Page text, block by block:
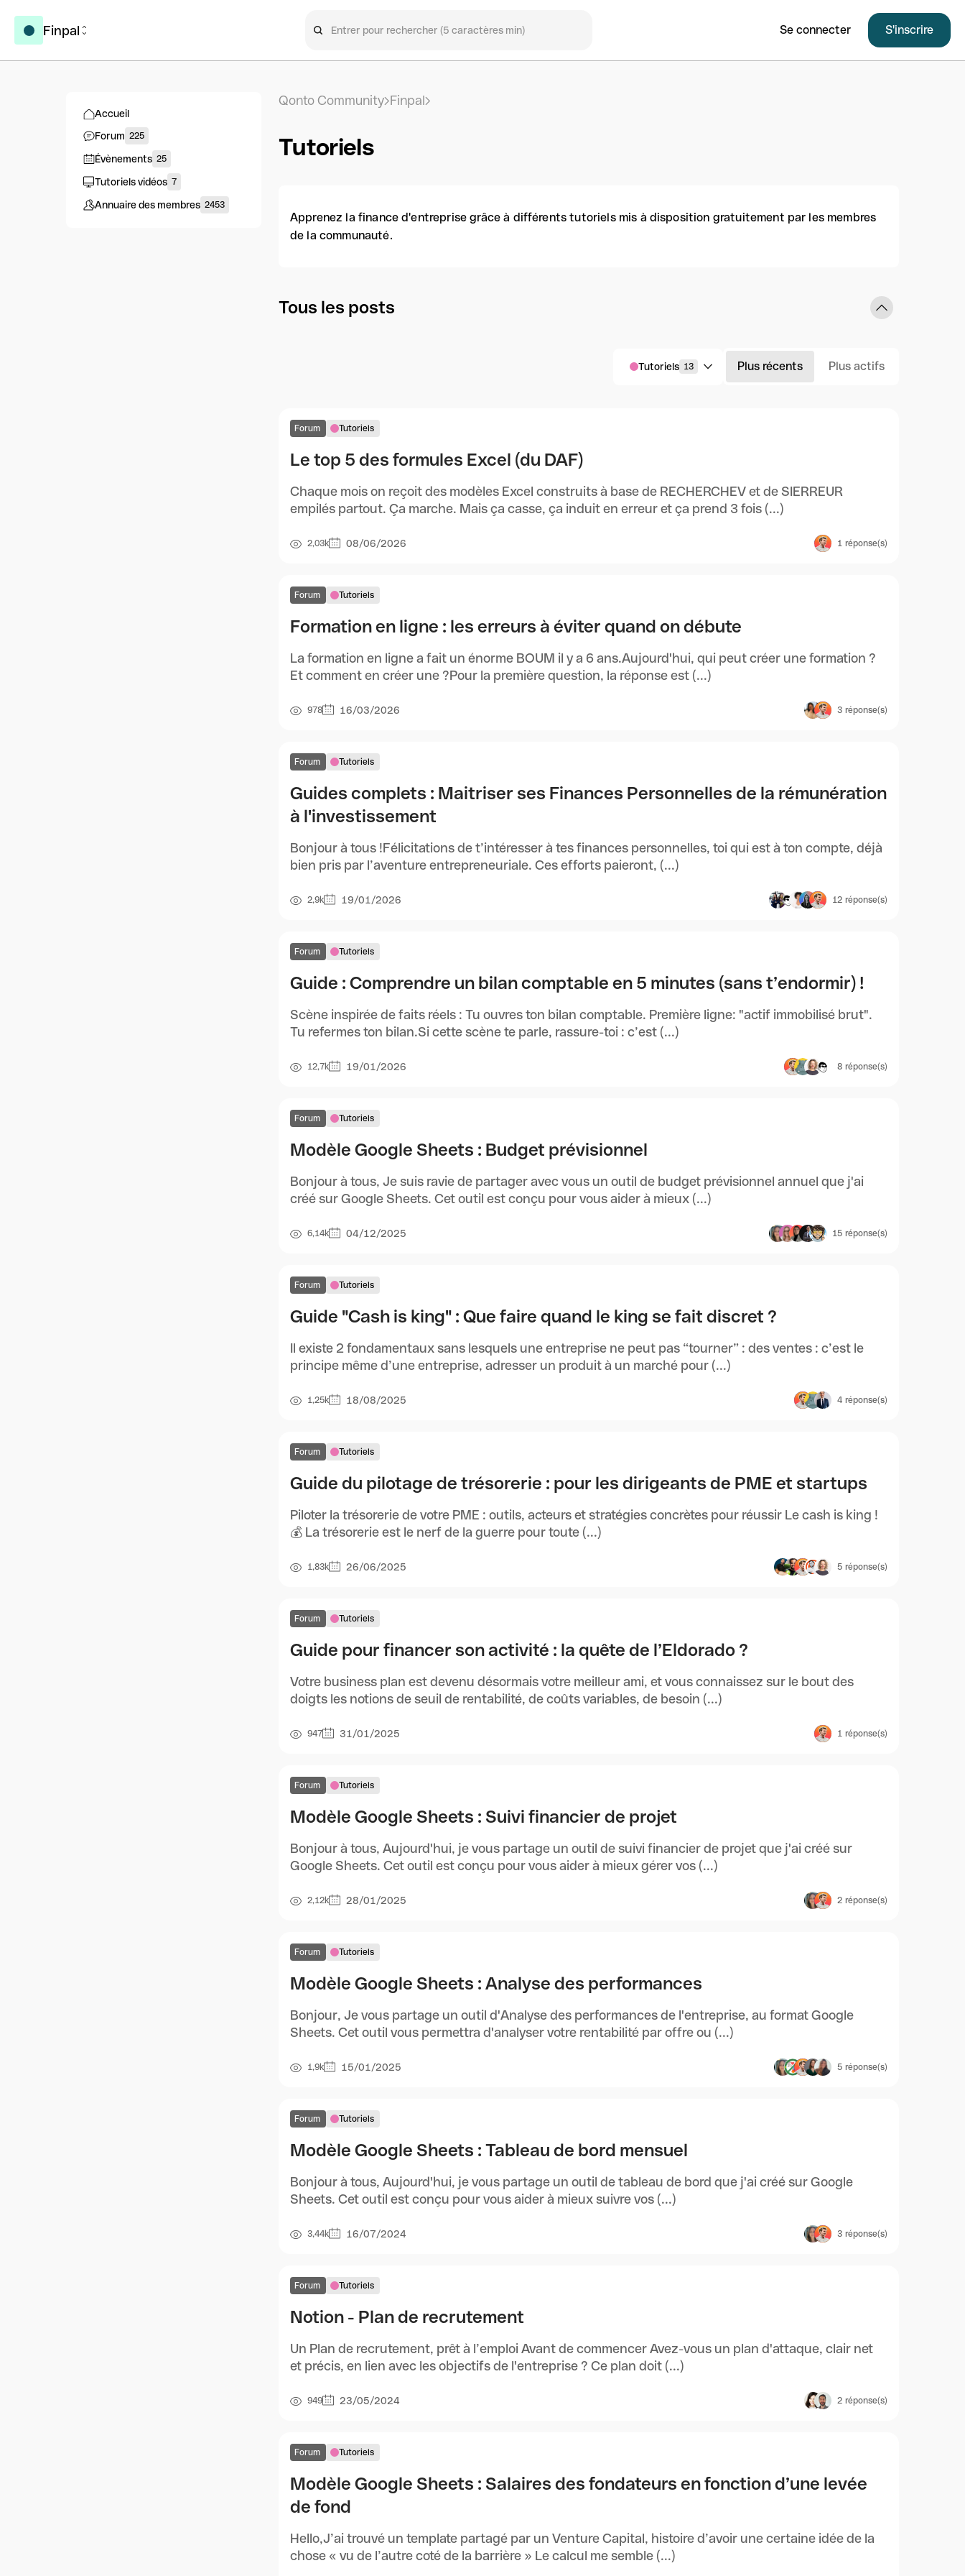
Finpal Se connecter S'inscrire
Accueil
Forum 225
Évènements 25
Tutoriels vidéos 7
Annuaire des membres 2453
Qonto Community Finpal
Tutoriels
Apprenez la finance d'entreprise grâce à différents tutoriels mis à disposition gratuitement par les membres
de la communauté.
Tous les posts
Tutoriels 13 Plus récents Plus actifs
Forum Tutoriels
Le top 5 des formules Excel (du DAF)
Chaque mois on reçoit des modèles Excel construits à base de RECHERCHEV et de SIERREUR
empilés partout. Ça marche. Mais ça casse, ça induit en erreur et ça prend 3 fois (...)
2,03k 08/06/2026 1 réponse(s)
Forum Tutoriels
Formation en ligne : les erreurs à éviter quand on débute
La formation en ligne a fait un énorme BOUM il y a 6 ans.Aujourd'hui, qui peut créer une formation ?
Et comment en créer une ?Pour la première question, la réponse est (...)
978 16/03/2026 3 réponse(s)
Forum Tutoriels
Guides complets : Maitriser ses Finances Personnelles de la rémunération
à l'investissement
Bonjour à tous !Félicitations de t’intéresser à tes finances personnelles, toi qui est à ton compte, déjà
bien pris par l’aventure entrepreneuriale. Ces efforts paieront, (...)
2,9k 19/01/2026 12 réponse(s)
Forum Tutoriels
Guide : Comprendre un bilan comptable en 5 minutes (sans t’endormir) !
Scène inspirée de faits réels : Tu ouvres ton bilan comptable. Première ligne: "actif immobilisé brut".
Tu refermes ton bilan.Si cette scène te parle, rassure-toi : c’est (...)
12,7k 19/01/2026 8 réponse(s)
Forum Tutoriels
Modèle Google Sheets : Budget prévisionnel
Bonjour à tous, Je suis ravie de partager avec vous un outil de budget prévisionnel annuel que j'ai
créé sur Google Sheets. Cet outil est conçu pour vous aider à mieux (...)
6,14k 04/12/2025 15 réponse(s)
Forum Tutoriels
Guide "Cash is king" : Que faire quand le king se fait discret ?
Il existe 2 fondamentaux sans lesquels une entreprise ne peut pas “tourner” : des ventes : c’est le
principe même d’une entreprise, adresser un produit à un marché pour (...)
1,25k 18/08/2025 4 réponse(s)
Forum Tutoriels
Guide du pilotage de trésorerie : pour les dirigeants de PME et startups
Piloter la trésorerie de votre PME : outils, acteurs et stratégies concrètes pour réussir Le cash is king !
💰 La trésorerie est le nerf de la guerre pour toute (...)
1,83k 26/06/2025 5 réponse(s)
Forum Tutoriels
Guide pour financer son activité : la quête de l’Eldorado ?
Votre business plan est devenu désormais votre meilleur ami, et vous connaissez sur le bout des
doigts les notions de seuil de rentabilité, de coûts variables, de besoin (...)
947 31/01/2025 1 réponse(s)
Forum Tutoriels
Modèle Google Sheets : Suivi financier de projet
Bonjour à tous, Aujourd'hui, je vous partage un outil de suivi financier de projet que j'ai créé sur
Google Sheets. Cet outil est conçu pour vous aider à mieux gérer vos (...)
2,12k 28/01/2025 2 réponse(s)
Forum Tutoriels
Modèle Google Sheets : Analyse des performances
Bonjour, Je vous partage un outil d'Analyse des performances de l'entreprise, au format Google
Sheets. Cet outil vous permettra d'analyser votre rentabilité par offre ou (...)
1,9k 15/01/2025 5 réponse(s)
Forum Tutoriels
Modèle Google Sheets : Tableau de bord mensuel
Bonjour à tous, Aujourd'hui, je vous partage un outil de tableau de bord que j'ai créé sur Google
Sheets. Cet outil est conçu pour vous aider à mieux suivre vos (...)
3,44k 16/07/2024 3 réponse(s)
Forum Tutoriels
Notion - Plan de recrutement
Un Plan de recrutement, prêt à l’emploi Avant de commencer Avez-vous un plan d'attaque, clair net
et précis, en lien avec les objectifs de l'entreprise ? Ce plan doit (...)
949 23/05/2024 2 réponse(s)
Forum Tutoriels
Modèle Google Sheets : Salaires des fondateurs en fonction d’une levée
de fond
Hello,J’ai trouvé un template partagé par un Venture Capital, histoire d’avoir une certaine idée de la
chose « vu de l’autre coté de la barrière » Le calcul me semble (...)